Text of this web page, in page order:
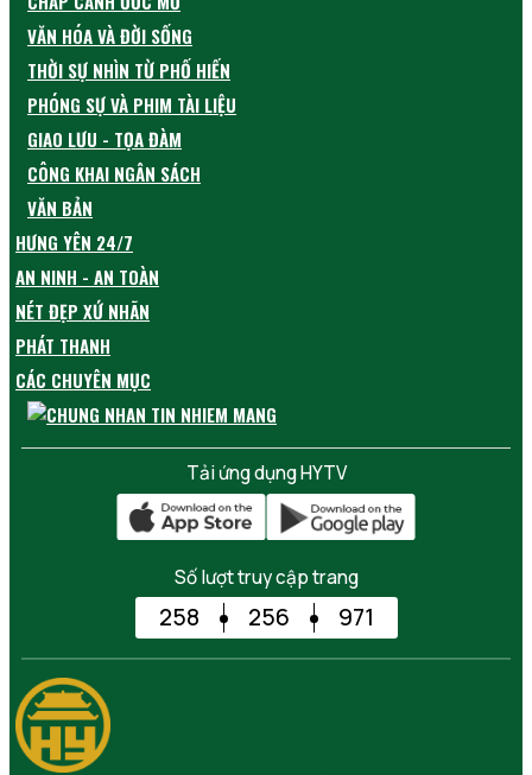
VĂN HÓA VÀ ĐỜI SỐNG
THỜI SỰ NHÌN TỪ PHỐ HIẾN
PHÓNG SỰ VÀ PHIM TÀI LIỆU
GIAO LƯU - TỌA ĐÀM
CÔNG KHAI NGÂN SÁCH
VĂN BẢN
HƯNG YÊN 24/7
AN NINH - AN TOÀN
NÉT ĐẸP XỨ NHÃN
PHÁT THANH
CÁC CHUYÊN MỤC
Tải ứng dụng HYTV
Số lượt truy cập trang
258 256 971